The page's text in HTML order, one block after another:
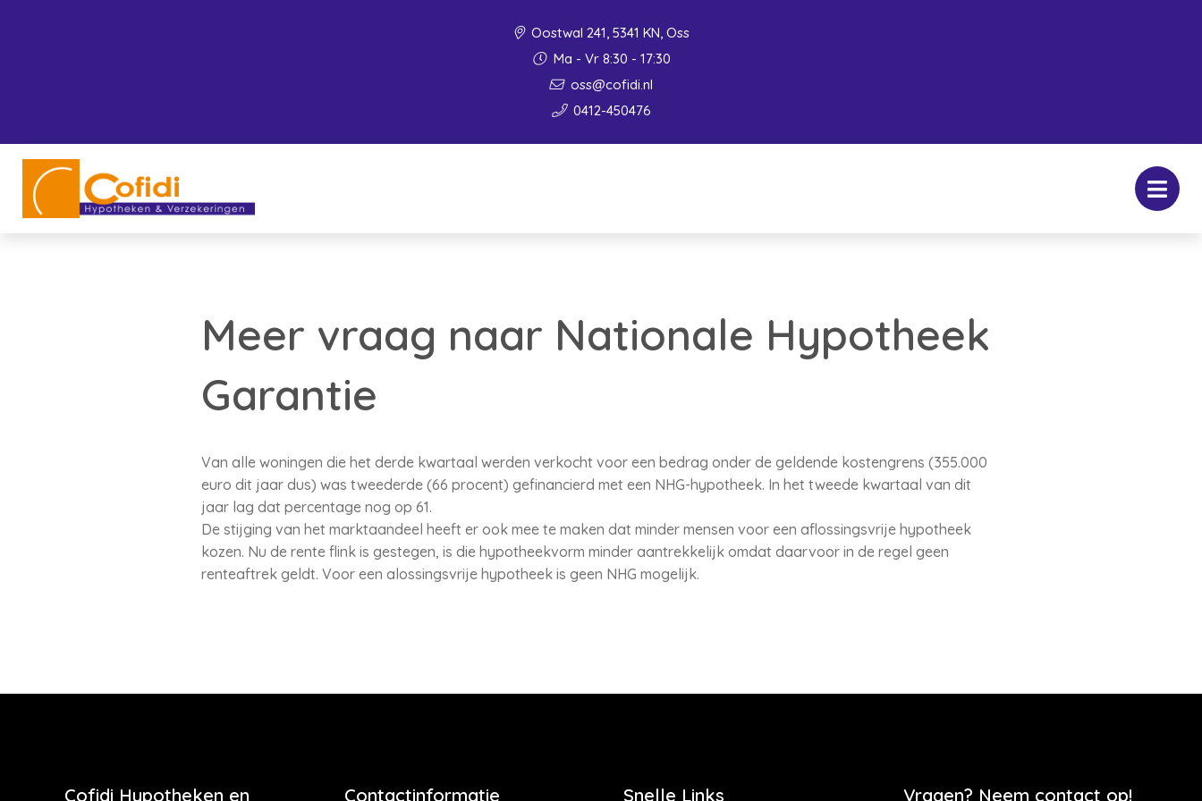
Oostwal 241, 5341 KN, Oss
Ma - Vr 8:30 - 17:30
oss@cofidi.nl
0412-450476
Meer vraag naar Nationale Hypotheek
Garantie
Van alle woningen die het derde kwartaal werden verkocht voor een bedrag onder de geldende kostengrens (355.000
euro dit jaar dus) was tweederde (66 procent) gefinancierd met een NHG-hypotheek. In het tweede kwartaal van dit
jaar lag dat percentage nog op 61.
De stijging van het marktaandeel heeft er ook mee te maken dat minder mensen voor een aflossingsvrije hypotheek
kozen. Nu de rente flink is gestegen, is die hypotheekvorm minder aantrekkelijk omdat daarvoor in de regel geen
renteaftrek geldt. Voor een alossingsvrije hypotheek is geen NHG mogelijk.
Cofidi Hypotheken en Contactinformatie Snelle Links Vragen? Neem contact op!